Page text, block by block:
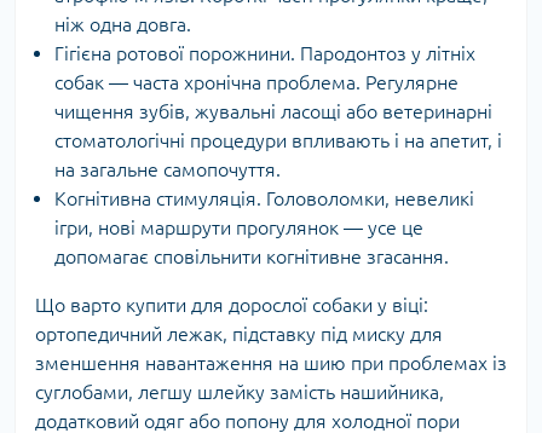
ніж одна довга.
Гігієна ротової порожнини. Пародонтоз у літніх
собак — часта хронічна проблема. Регулярне
чищення зубів, жувальні ласощі або ветеринарні
стоматологічні процедури впливають і на апетит, і
на загальне самопочуття.
Когнітивна стимуляція. Головоломки, невеликі
ігри, нові маршрути прогулянок — усе це
допомагає сповільнити когнітивне згасання.
Що варто купити для дорослої собаки у віці:
ортопедичний лежак, підставку під миску для
зменшення навантаження на шию при проблемах із
суглобами, легшу шлейку замість нашийника,
додатковий одяг або попону для холодної пори